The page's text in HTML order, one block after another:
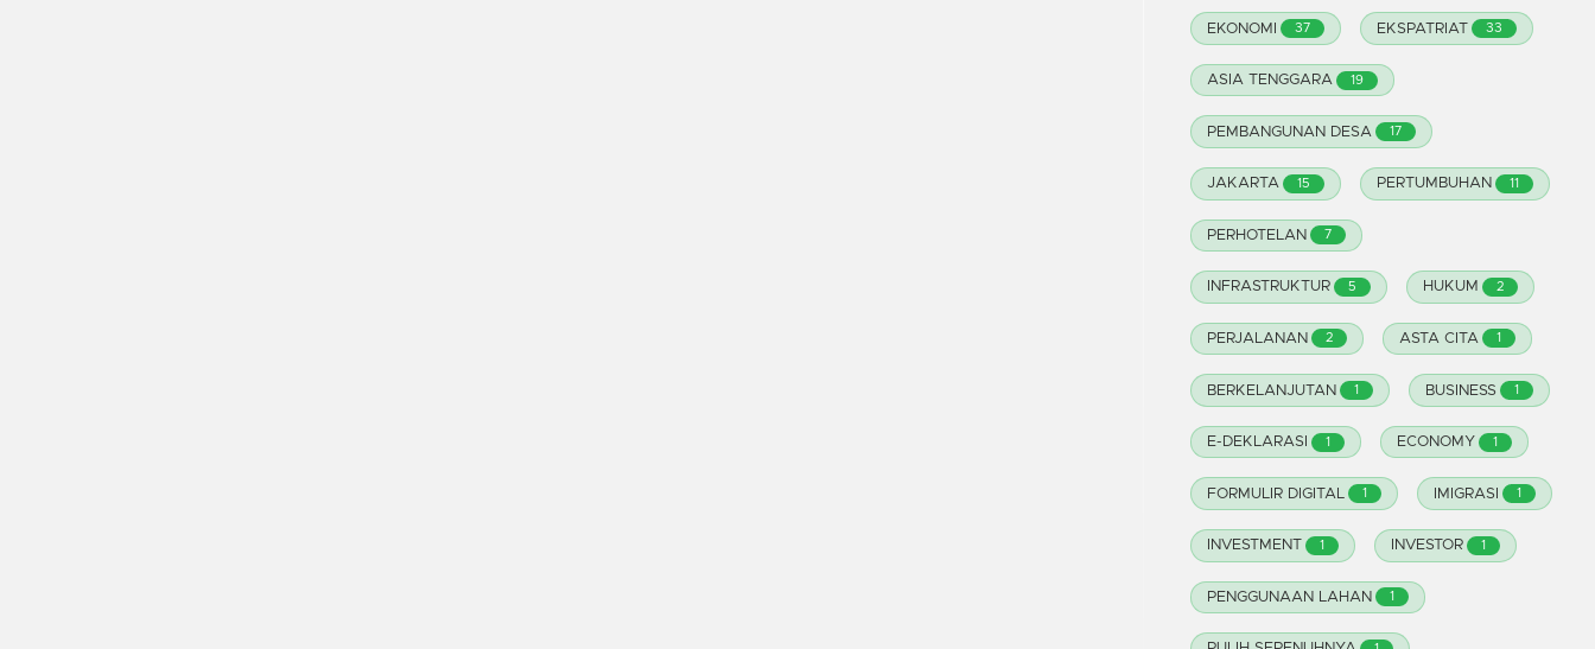
EKONOMI 37 EKSPATRIAT 33
ASIA TENGGARA 19
PEMBANGUNAN DESA 17
JAKARTA 15 PERTUMBUHAN 11
PERHOTELAN 7
INFRASTRUKTUR 5 HUKUM 2
PERJALANAN 2 ASTA CITA 1
BERKELANJUTAN 1 BUSINESS 1
E-DEKLARASI 1 ECONOMY 1
FORMULIR DIGITAL 1 IMIGRASI 1
INVESTMENT 1 INVESTOR 1
PENGGUNAAN LAHAN 1